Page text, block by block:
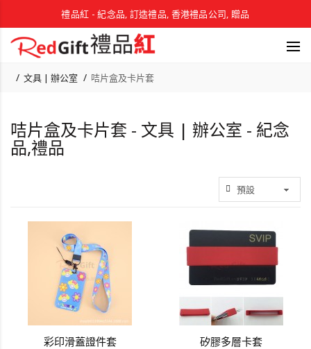
禮品紅 - 紀念品, 訂造禮品, 香港禮品公司, 贈品
文具 | 辦公室 咭片盒及卡片套
咭片盒及卡片套 - 文具 | 辦公室 - 紀念
品,禮品
彩印滑蓋證件套 矽膠多層卡套